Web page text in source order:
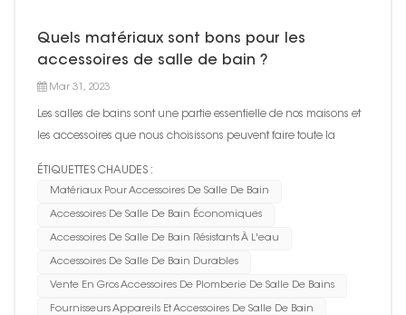
Quels matériaux sont bons pour les
accessoires de salle de bain ?
Mar 31, 2023
Les salles de bains sont une partie essentielle de nos maisons et
les accessoires que nous choisissons peuvent faire toute la
ÉTIQUETTES CHAUDES :
Matériaux Pour Accessoires De Salle De Bain
Accessoires De Salle De Bain Économiques
Accessoires De Salle De Bain Résistants À L'eau
Accessoires De Salle De Bain Durables
Vente En Gros Accessoires De Plomberie De Salle De Bains
Fournisseurs Appareils Et Accessoires De Salle De Bain